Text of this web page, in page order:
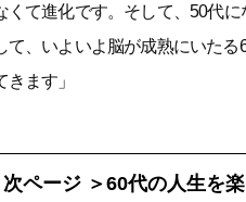
くて進化です。そして、50代
て、いよいよ脳が成熟にいた
ます」
次ページ ＞60代の人生を